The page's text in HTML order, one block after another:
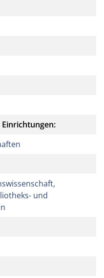
und